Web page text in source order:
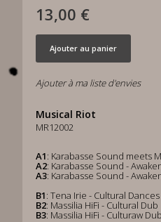
13,00 €
Ajouter au panier
Ajouter à ma liste d'envies
Musical Riot
MR12002
A1: Karabasse Sound meets
A2: Karabasse Sound -
A3: Karabasse Sound -
B1: Tena Irie - Cultural Dances
B2: Massilia HiFi - Cultural Dub
B3: Massilia HiFi - Culturaw Dub